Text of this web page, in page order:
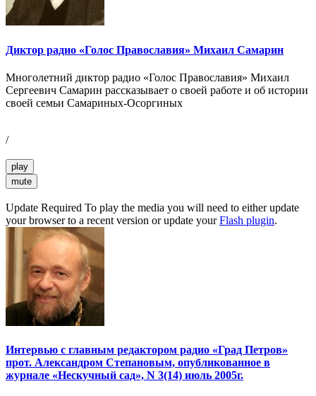
Диктор радио «Голос Православия» Михаил Самарин
Многолетний диктор радио «Голос Православия» Михаил
Сергеевич Самарин рассказывает о своей работе и об истории
своей семьи Самариных-Осоргиных
/
play
mute
Update Required To play the media you will need to either update
your browser to a recent version or update yourFlash plugin.
Интервью с главным редактором радио «Град Петров»
прот. Александром Степановым, опубликованное в
журнале «Нескучный сад», N 3(14) июль 2005г.